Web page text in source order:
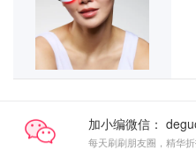
加小编微信：
每天刷刷朋友圈，精华